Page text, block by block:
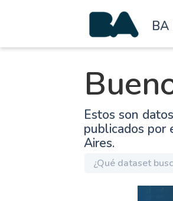
BA
Estos son
publicados por
Aires.